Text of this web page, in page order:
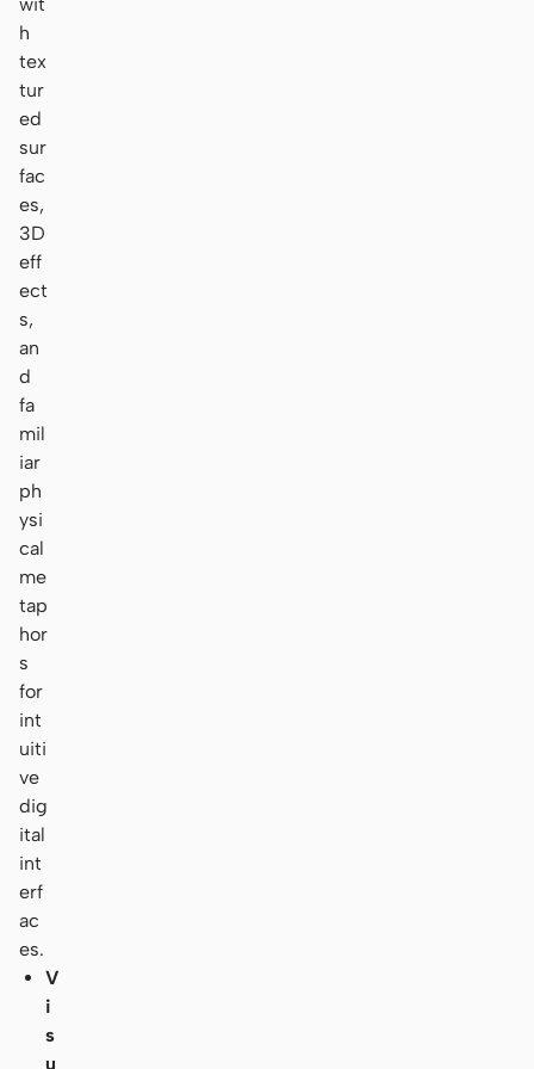
h
tex
tur
ed
sur
fac
es,
3D
eff
ect
s,
an
d
fa
mil
iar
ph
ysi
cal
me
tap
hor
s
for
int
uiti
ve
dig
ital
int
erf
ac
es.
V
i
s
u